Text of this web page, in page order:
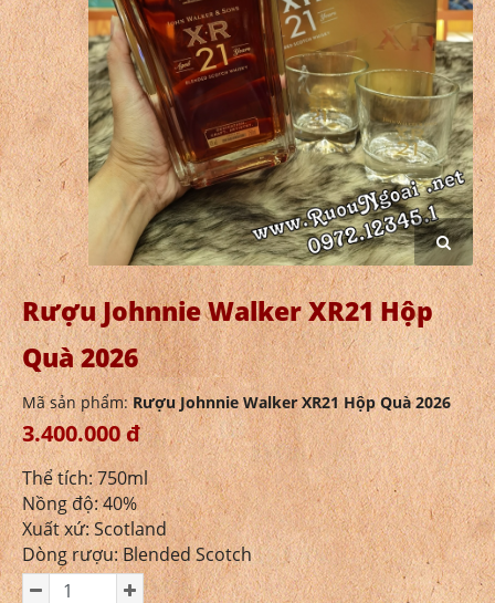
Rượu Johnnie Walker XR21 Hộp
Quà 2026
Mã sản phẩm:Rượu Johnnie Walker XR21 Hộp Quà 2026
3.400.000 đ
Thể tích: 750ml
Nồng độ: 40%
Xuất xứ: Scotland
Dòng rượu: Blended Scotch